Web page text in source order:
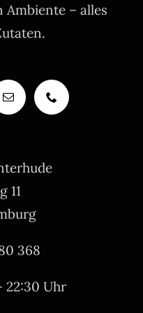
– alles
11
368
22:30 Uhr